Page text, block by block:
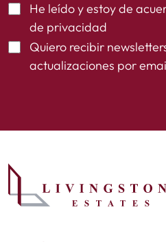
He leído y estoy de
de privacidad
Quiero recibir
actualizaciones por